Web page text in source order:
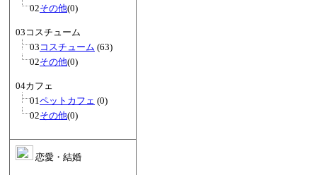
02その他(0)
03コスチューム
03 コスチューム (63)
02その他(0)
04カフェ
01ペットカフェ (0)
02その他(0)
恋愛・結婚